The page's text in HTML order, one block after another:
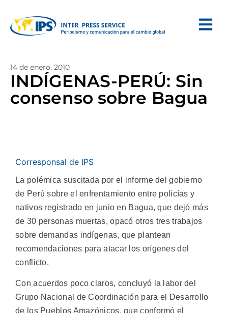
14 de enero, 2010
INDÍGENAS-PERÚ: Sin
consenso sobre Bagua
Corresponsal de IPS
La polémica suscitada por el informe del gobierno
de Perú sobre el enfrentamiento entre policías y
nativos registrado en junio en Bagua, que dejó más
de 30 personas muertas, opacó otros tres trabajos
sobre demandas indígenas, que plantean
recomendaciones para atacar los orígenes del
conflicto.
Con acuerdos poco claros, concluyó la labor del
Grupo Nacional de Coordinación para el Desarrollo
de los Pueblos Amazónicos, que conformó el